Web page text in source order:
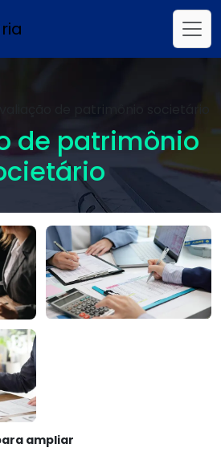
Avaliação de patrimônio societário
de patrimônio
ampliar